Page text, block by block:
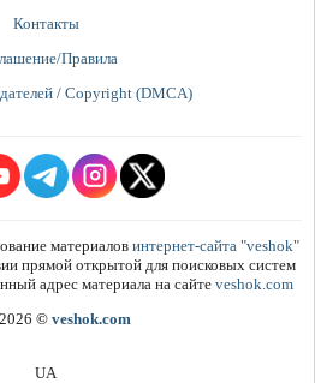
Контакты
Правила
/ Copyright (DMCA)
материалов интернет-сайта "veshok"
прямой открытой для поисковых систем
адрес материала на сайте veshok.com
© veshok.com
UA